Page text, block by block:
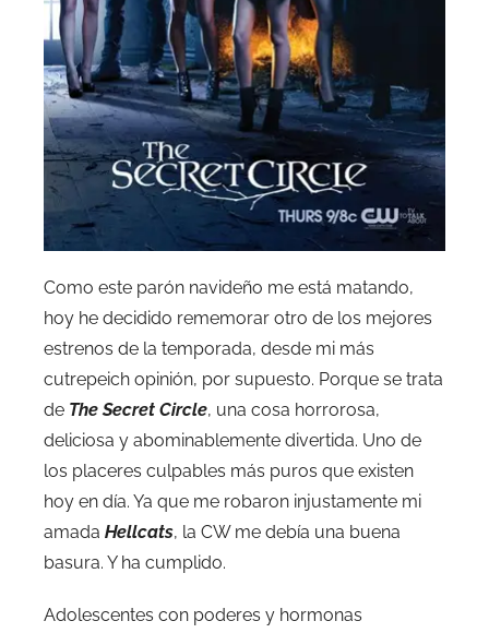
Como este parón navideño me está matando,
hoy he decidido rememorar otro de los mejores
estrenos de la temporada, desde mi más
cutrepeich opinión, por supuesto. Porque se trata
de The Secret Circle, una cosa horrorosa,
deliciosa y abominablemente divertida. Uno de
los placeres culpables más puros que existen
hoy en día. Ya que me robaron injustamente mi
amada Hellcats, la CW me debía una buena
basura. Y ha cumplido.
Adolescentes con poderes y hormonas